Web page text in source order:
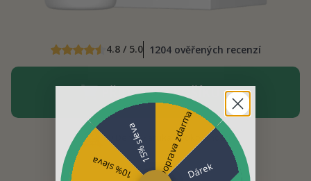
4.8 / 5.0 1204 ověřených recenzí
PŘIDAT DO KOŠÍKU
60 Denní Záruka Spokojenosti
Doprava zdarmaDárek
10% sleva
15% sleva